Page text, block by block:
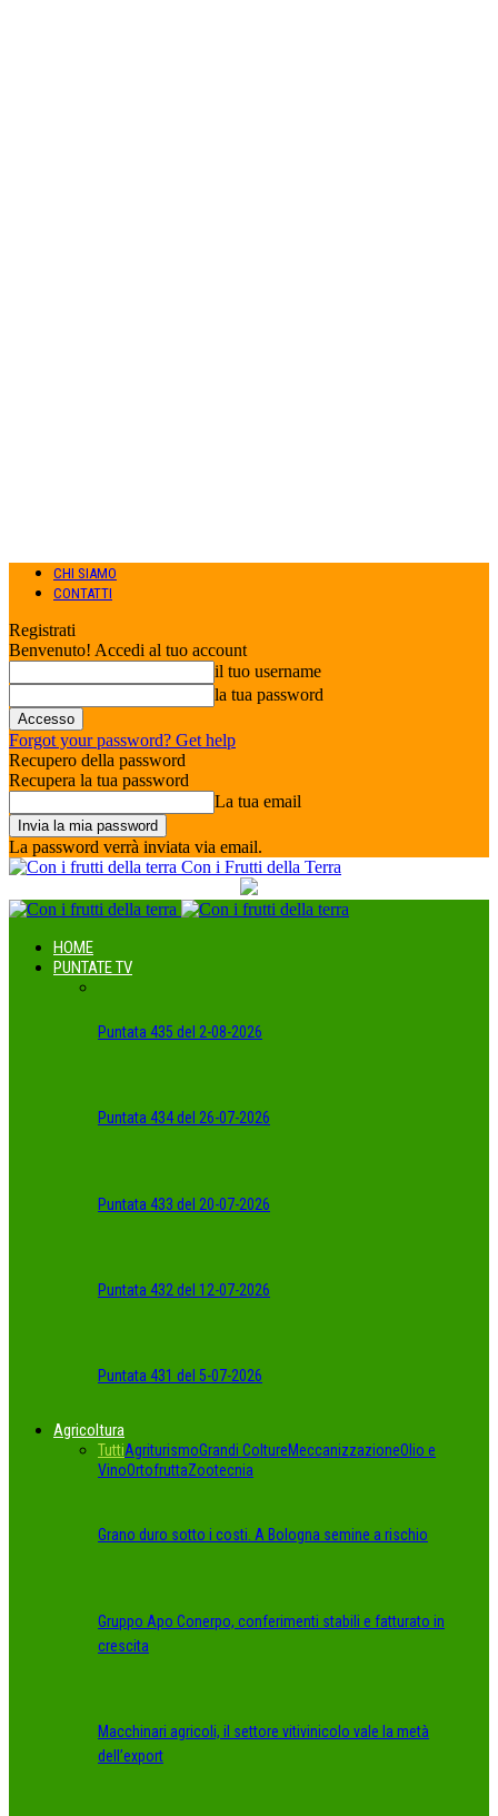
CHI SIAMO
CONTATTI
Registrati
Benvenuto! Accedi al tuo account
il tuo username
la tua password
Forgot your password? Get help
Recupero della password
Recupera la tua password
La tua email
La password verrà inviata via email.
Con i Frutti della Terra
HOME
PUNTATE TV
Puntata 435 del 2-08-2026
Puntata 434 del 26-07-2026
Puntata 433 del 20-07-2026
Puntata 432 del 12-07-2026
Puntata 431 del 5-07-2026
Agricoltura
TuttiAgriturismoGrandi ColtureMeccanizzazioneOlio e
VinoOrtofruttaZootecnia
Grano duro sotto i costi. A Bologna semine a rischio
Gruppo Apo Conerpo, conferimenti stabili e fatturato in
crescita
Macchinari agricoli, il settore vitivinicolo vale la metà
dell’export